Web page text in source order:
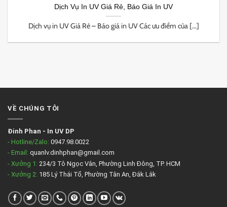
Dịch Vụ In UV Giá Rẻ, Báo Giá In UV
Dịch vụ in UV Giá Rẻ – Báo giá in UV Các ưu điểm của [...]
VỀ CHÚNG TÔI
Đinh Phan - In UV DP
- Hotline/Zalo: 0947.98.0022
- Email: quanlv.dinhphan@gmail.com
- Xưởng 1: 234/3 Tô Ngọc Vân, Phường Linh Đông, TP. HCM
- Xưởng 2: 185 Lý Thái Tổ, Phường Tân An, Đắk Lắk